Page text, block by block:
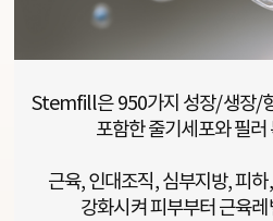
Stemfill은 950가지 성장/생장/
포함한 줄기세포와 필러
근육, 인대조직, 심부지방, 피
강화시켜 피부부터 근육